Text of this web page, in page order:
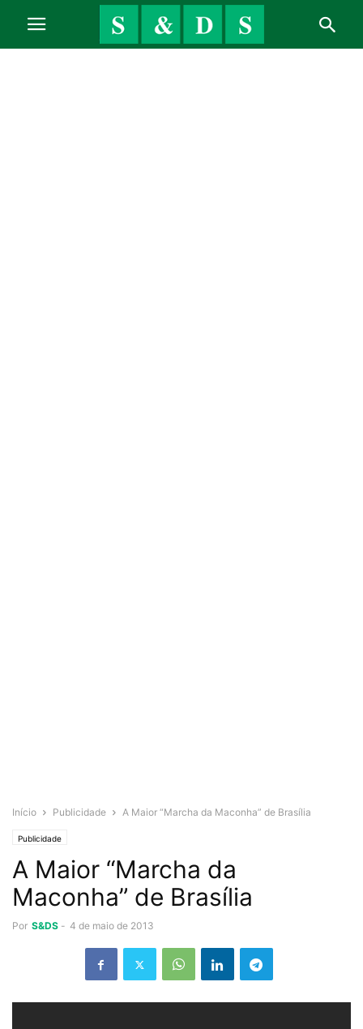
Início Publicidade A Maior “Marcha da Maconha” de Brasília
Publicidade
A Maior “Marcha da
Maconha” de Brasília
Por S&DS - 4 de maio de 2013